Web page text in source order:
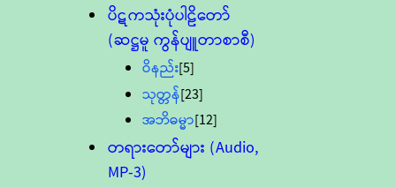
ပိဋကသုံးပုံပါဠိတော်
(ဆဋ္ဌမူ ကွန်ပျူတာစာစီ)
ဝိနည်း[5]
သုတ္တန်[23]
အဘိဓမ္မာ[12]
တရားတော်များ (Audio,
MP-3)